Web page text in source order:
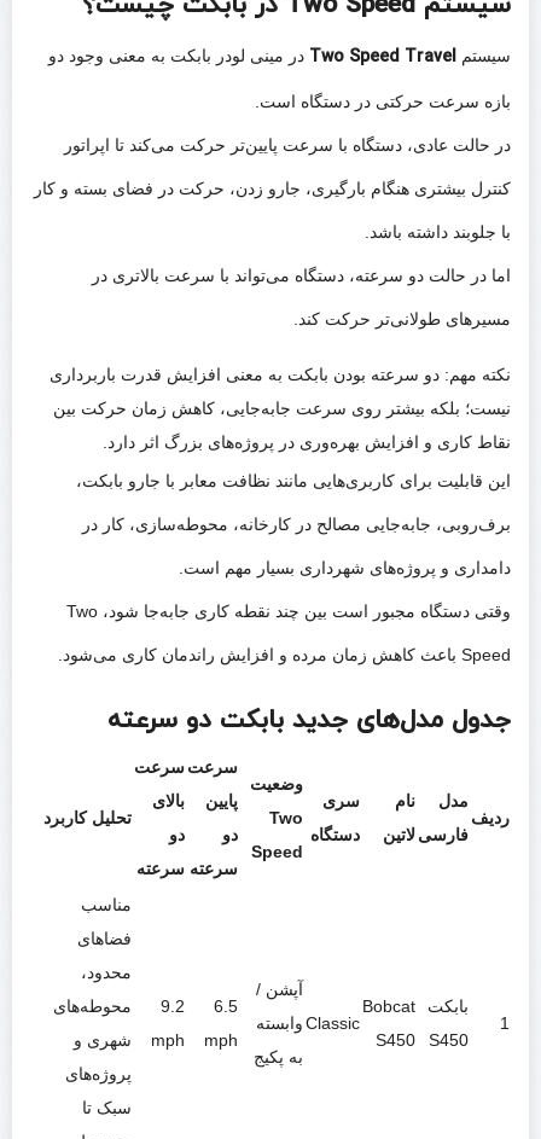
سیستم Two Speed Travel در مینی لودر بابکت به معنی وجود دو
بازه سرعت حرکتی در دستگاه است.
در حالت عادی، دستگاه با سرعت پایین‌تر حرکت می‌کند تا اپراتور
کنترل بیشتری هنگام بارگیری، جارو زدن، حرکت در فضای بسته و کار
با جلوبند داشته باشد.
اما در حالت دو سرعته، دستگاه می‌تواند با سرعت بالاتری در
مسیرهای طولانی‌تر حرکت کند.
نکته مهم: دو سرعته بودن بابکت به معنی افزایش قدرت باربرداری
نیست؛ بلکه بیشتر روی سرعت جابه‌جایی، کاهش زمان حرکت بین
نقاط کاری و افزایش بهره‌وری در پروژه‌های بزرگ اثر دارد.
این قابلیت برای کاربری‌هایی مانند نظافت معابر با جارو بابکت،
برف‌روبی، جابه‌جایی مصالح در کارخانه، محوطه‌سازی، کار در
دامداری و پروژه‌های شهرداری بسیار مهم است.
وقتی دستگاه مجبور است بین چند نقطه کاری جابه‌جا شود، Two
Speed باعث کاهش زمان مرده و افزایش راندمان کاری می‌شود.
جدول مدل‌های جدید بابکت دو سرعته
ردیف
مدل
فارسی
نام
لاتین
سری
دستگاه
وضعیت
Two
Speed
سرعت
پایین
دو
سرعته
سرعت
بالای
دو
سرعته
تحلیل کاربرد
1
بابکت
S450
Bobcat
S450
Classic
آپشن /
وابسته
به پکیج
6.5
mph
9.2
mph
مناسب
فضاهای
محدود،
محوطه‌های
شهری و
پروژه‌های
سبک تا